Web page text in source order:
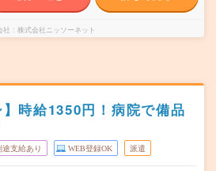
社 株式会社ニッソーネット
】時給1350円！病院で備品
途支給あり WEB登録OK 派遣